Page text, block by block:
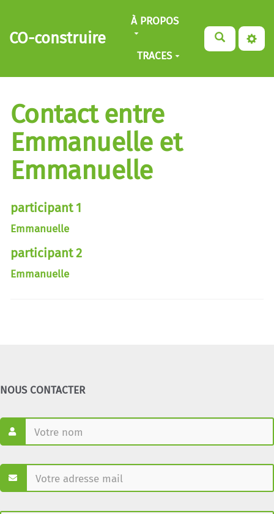
Aller au contenu principal
CO-construire
À PROPOS
TRACES
Contact entre
Emmanuelle et
Emmanuelle
participant 1
Emmanuelle
participant 2
Emmanuelle
NOUS CONTACTER